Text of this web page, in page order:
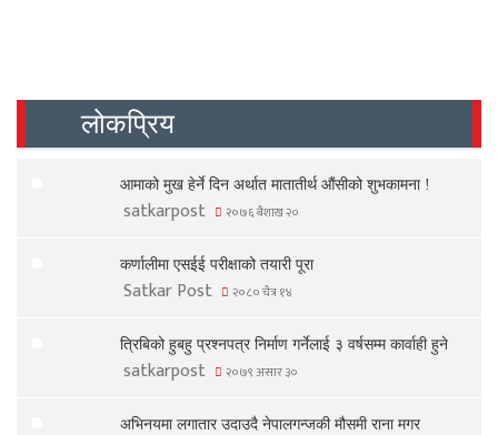
लोकप्रिय
आमाको मुख हेर्ने दिन अर्थात मातातीर्थ औंसीको शुभकामना !
satkarpost २०७६ बैशाख २०
कर्णालीमा एसईई परीक्षाको तयारी पूरा
Satkar Post २०८० चैत्र १४
त्रिबिको हुबहु प्रश्नपत्र निर्माण गर्नेलाई ३ वर्षसम्म कार्वाही हुने
satkarpost २०७९ असार ३०
अभिनयमा लगातार उदाउदै नेपालगन्जकी मौसमी राना मगर